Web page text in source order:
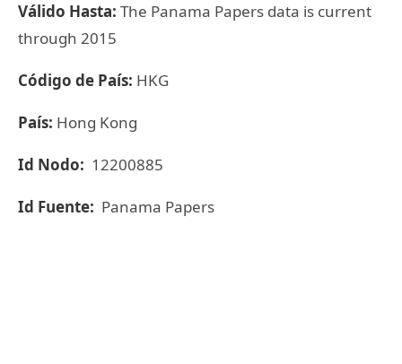
Válido Hasta: The Panama Papers data is current
through 2015
Código de País: HKG
País: Hong Kong
Id Nodo: 12200885
Id Fuente: Panama Papers